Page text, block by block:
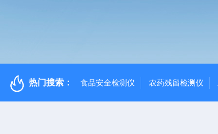
热门搜索： 食品安全检测仪 农药残留检测仪